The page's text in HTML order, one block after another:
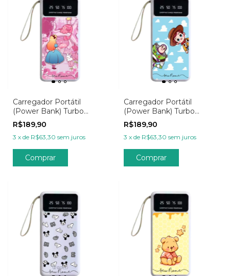
Carregador Portátil
(Power Bank) Turbo
20.000mAh
Personalizado - Wish
Onde Quer Ir
R$189,90
3 x de R$63,30 sem juros
Carregador Portátil
(Power Bank) Turbo
20.000mAh - Amigo
Estou Aqui
R$189,90
3 x de R$63,30 sem juros